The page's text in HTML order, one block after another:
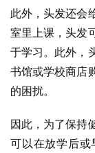
此外，头发还会
室里上课，头发
于学习。此外，
书馆或学校商店
的困扰。
因此，为了保持
可以在放学后或